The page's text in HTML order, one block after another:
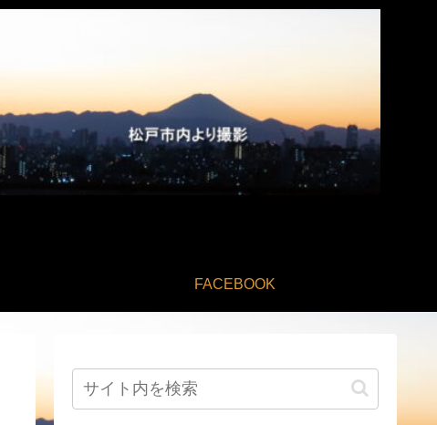
FACEBOOK